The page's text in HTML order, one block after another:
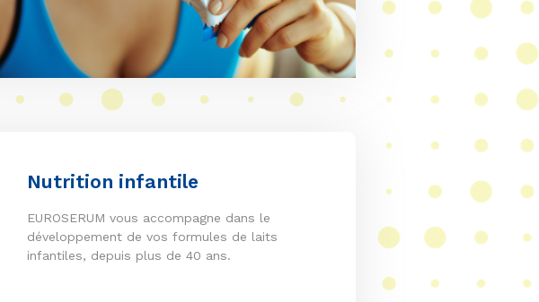
Nutrition infantile
EUROSERUM vous accompagne dans le
développement de vos formules de laits
infantiles, depuis plus de 40 ans.